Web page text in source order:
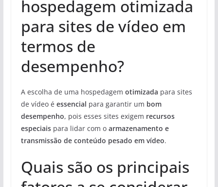
hospedagem otimizada
para sites de vídeo em
termos de
desempenho?
A escolha de uma hospedagem otimizada para sites
de vídeo é essencial para garantir um bom
desempenho, pois esses sites exigem recursos
especiaispara lidar com o armazenamento e
transmissão de conteúdo pesado em vídeo.
Quais são os principais